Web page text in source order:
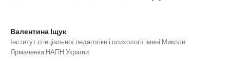
Валентина Іщук
Інститут спеціальної педагогіки і психології імені Миколи
Ярмаченка НАПН України